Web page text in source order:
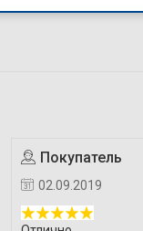
Покупатель
02.09.2019